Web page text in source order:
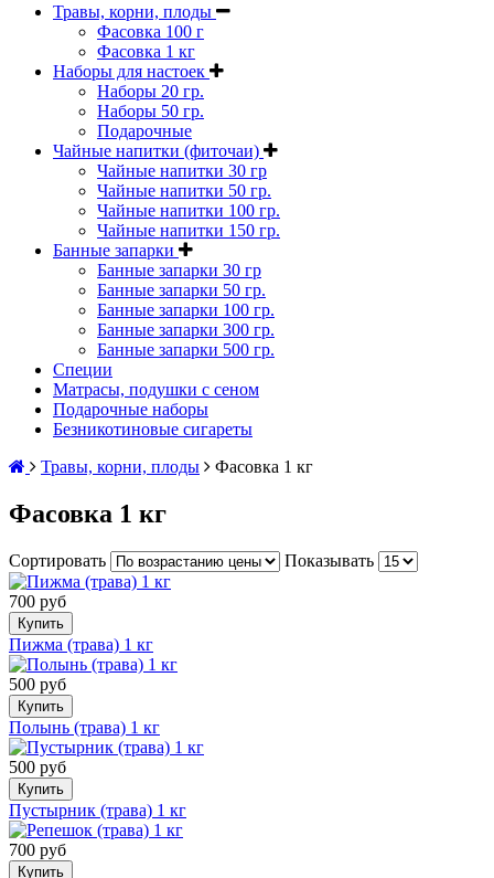
Травы, корни, плоды
Фасовка 100 г
Фасовка 1 кг
Наборы для настоек
Наборы 20 гр.
Наборы 50 гр.
Подарочные
Чайные напитки (фиточаи)
Чайные напитки 30 гр
Чайные напитки 50 гр.
Чайные напитки 100 гр.
Чайные напитки 150 гр.
Банные запарки
Банные запарки 30 гр
Банные запарки 50 гр.
Банные запарки 100 гр.
Банные запарки 300 гр.
Банные запарки 500 гр.
Специи
Матрасы, подушки с сеном
Подарочные наборы
Безникотиновые сигареты
Травы, корни, плоды
Фасовка 1 кг
Фасовка 1 кг
Сортировать Показывать
700 руб
Купить
Пижма (трава) 1 кг
500 руб
Купить
Полынь (трава) 1 кг
500 руб
Купить
Пустырник (трава) 1 кг
700 руб
Купить